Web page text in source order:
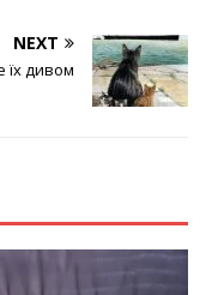
NEXT
їх дивом